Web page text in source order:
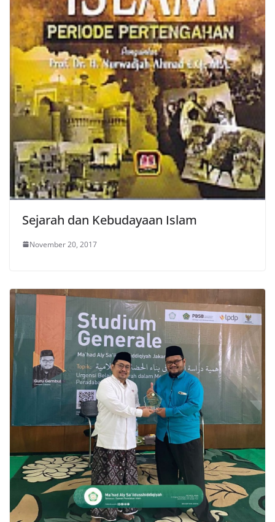
Sejarah dan Kebudayaan Islam
November 20, 2017